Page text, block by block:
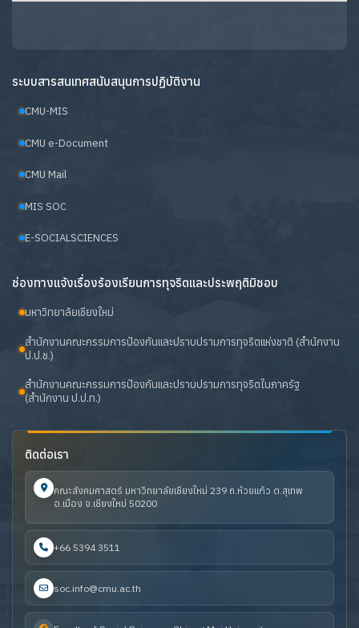
ระบบสารสนเทศสนับสนุนการปฏิบัติงาน
CMU-MIS
CMU e-Document
CMU Mail
MIS SOC
E-SOCIALSCIENCES
ช่องทางแจ้งเรื่องร้องเรียนการทุจริตและประพฤติมิชอบ
มหาวิทยาลัยเชียงใหม่
สำนักงานคณะกรรมการป้องกันและปราบปรามการทุจริตแห่งชาติ (สำนักงาน
ป.ป.ช.)
สำนักงานคณะกรรมการป้องกันและปราบปรามการทุจริตในภาครัฐ
(สำนักงาน ป.ป.ท.)
ติดต่อเรา
คณะสังคมศาสตร์ มหาวิทยาลัยเชียงใหม่ 239 ถ.ห้วยแก้ว ต.สุเทพ
อ.เมือง จ.เชียงใหม่ 50200
+66 5394 3511
soc.info@cmu.ac.th